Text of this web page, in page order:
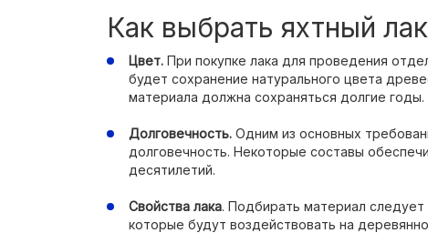
Как выбрать яхтный лак
Цвет. При покупке лака для проведения
будет сохранение натурального цвета
материала должна сохраняться долгие годы.
Долговечность. Одним из основных
долговечность. Некоторые составы
десятилетий.
Свойства лака. Подбирать материал следует
которые будут воздействовать на